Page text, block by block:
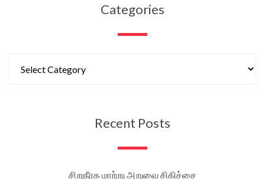
Categories
Recent Posts
சிறுநீரக மாற்று அறுவை சிகிச்சை